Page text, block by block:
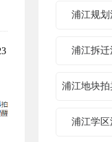
浦江规划
浦江拆迁
浦江地块拍
浦江学区